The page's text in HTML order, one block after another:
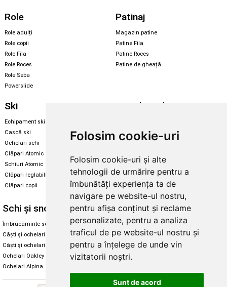
Folosim cookie-uri
Folosim cookie-uri și alte
tehnologii de urmărire pentru a
îmbunătăți experiența ta de
navigare pe website-ul nostru,
pentru afișa conținut și reclame
personalizate, pentru a analiza
traficul de pe website-ul nostru și
pentru a înțelege de unde vin
vizitatorii noștri.
Sunt de acord
Role
Role adulți
Role copii
Role Fila
Role Roces
Role Seba
Powerslide
Patinaj
Magazin patine
Patine Fila
Patine Roces
Patine de gheață
Ski
Echipament ski
Cască ski
Ochelari schi
Clăpari Atomic
Schiuri Atomic
Clăpari reglabili
Clăpari copii
Snowboard
Echipament snowboard
Legături Rome SDS
Skate & longboard
Enuff Skateboards
Schi și snowboard
Îmbrăcăminte schi și snowboard
Căști și ochelari de iarnă
Căști și ochelari Alpina
Ochelari Oakley
Ochelari Alpina
Diverse
Cum aleg rolele
Cum aleg ochelarii
Ochelari de soare Oakley
Ochelari de soare Alpina